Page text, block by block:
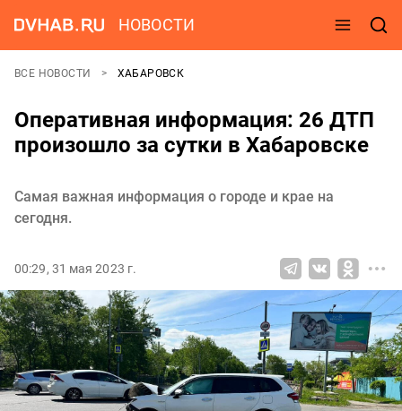
НОВОСТИ
ВСЕ НОВОСТИ ХАБАРОВСК
Оперативная информация: 26 ДТП
произошло за сутки в Хабаровске
Самая важная информация о городе и крае на
сегодня.
00:29, 31 мая 2023 г.